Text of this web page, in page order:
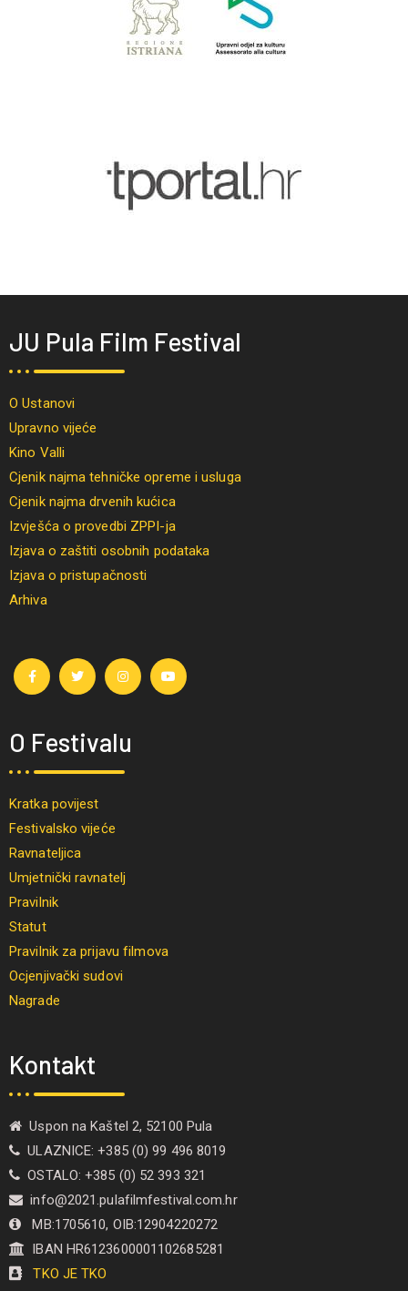
JU Pula Film Festival
O Ustanovi
Upravno vijeće
Kino Valli
Cjenik najma tehničke opreme i usluga
Cjenik najma drvenih kućica
Izvješća o provedbi ZPPI-ja
Izjava o zaštiti osobnih podataka
Izjava o pristupačnosti
Arhiva
O Festivalu
Kratka povijest
Festivalsko vijeće
Ravnateljica
Umjetnički ravnatelj
Pravilnik
Statut
Pravilnik za prijavu filmova
Ocjenjivački sudovi
Nagrade
Kontakt
Uspon na Kaštel 2, 52100 Pula
ULAZNICE: +385 (0) 99 496 8019
OSTALO: +385 (0) 52 393 321
info@2021.pulafilmfestival.com.hr
MB:1705610, OIB:12904220272
IBAN HR6123600001102685281
TKO JE TKO